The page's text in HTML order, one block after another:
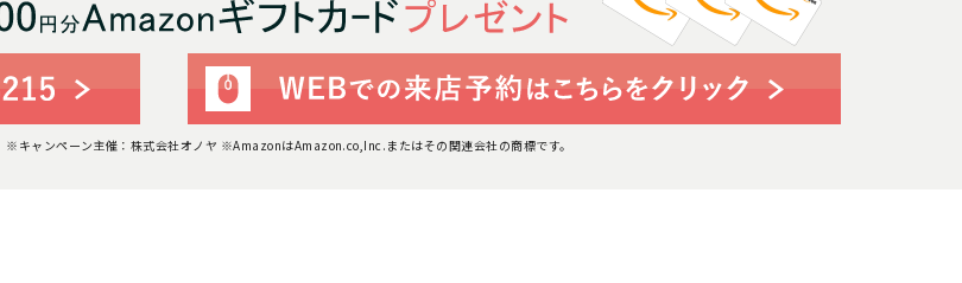
※キャンペーン主催：株式会社オノヤ ※AmazonはAmazon.co,Inc.またはその関連会社の商標です。